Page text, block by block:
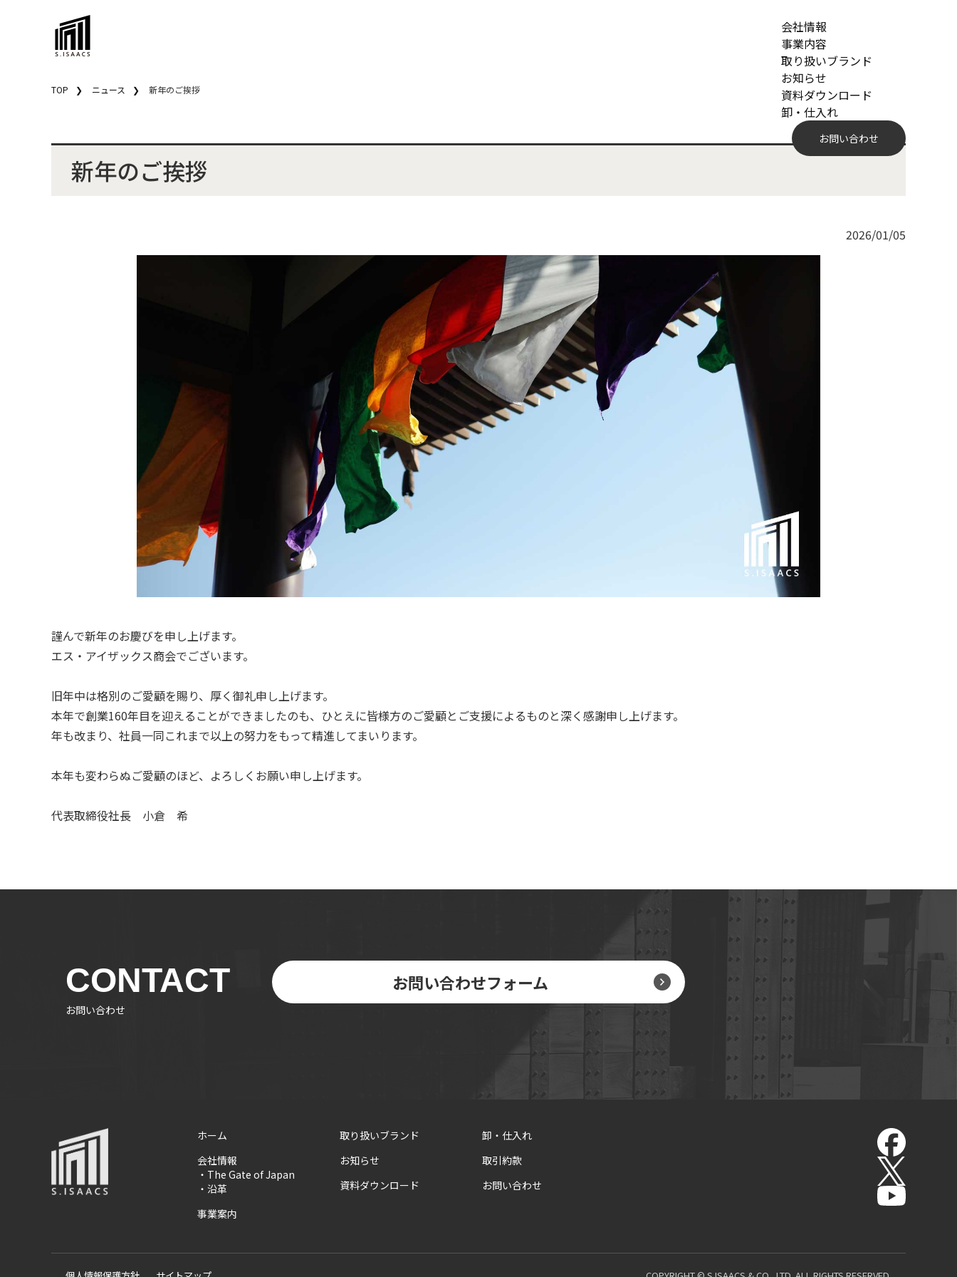
会社情報
事業内容
取り扱いブランド
お知らせ
資料ダウンロード
卸・仕入れ
お問い合わせ
TOP ニュース 新年のご挨拶
新年のご挨拶
2026/01/05
謹んで新年のお慶びを申し上げます。
エス・アイザックス商会でございます。
旧年中は格別のご愛顧を賜り、厚く御礼申し上げます。
本年で創業160年目を迎えることができましたのも、ひとえに皆様方のご愛顧とご支援によるものと深く感謝申し上げます。
年も改まり、社員一同これまで以上の努力をもって精進してまいります。
本年も変わらぬご愛顧のほど、よろしくお願い申し上げます。
代表取締役社長 小倉 希
CONTACT
お問い合わせ
お問い合わせフォーム
ホーム
会社情報
・ The Gate of Japan
・ 沿革
事業案内
取り扱いブランド
お知らせ
資料ダウンロード
卸・仕入れ
取引約款
お問い合わせ